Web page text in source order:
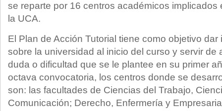
se reparte por 16 centros académicos implicados
la UCA.
El Plan de Acción Tutorial tiene como objetivo
sobre la universidad al inicio del curso y servir de
duda o dificultad que se le plantee en su primer
octava convocatoria, los centros donde se
son: las facultades de Ciencias del Trabajo,
Comunicación; Derecho, Enfermería y